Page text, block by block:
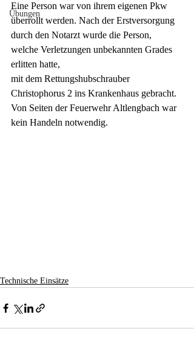
Übungen
Eine Person war von ihrem eigenen Pkw
überrollt werden. Nach der Erstversorgung
durch den Notarzt wurde die Person,
welche Verletzungen unbekannten Grades
erlitten hatte,
mit dem Rettungshubschrauber
Christophorus 2 ins Krankenhaus gebracht.
Von Seiten der Feuerwehr Altlengbach war
kein Handeln notwendig.
Technische Einsätze